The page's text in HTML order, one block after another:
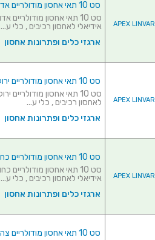
APEX LINVAR
סט 10 תאי אחסון מודולריים אדומים - 375MM X 210MM X 180MM
אידיאלי לאחסון רכיבים , כלי ע...
ארגזי כלים ופתרונות אחסון
APEX LINVAR
סט 10 תאי אחסון מודולריים ירוקים - 375MM X 210MM X 180MM
לאחסון רכיבים , כלי ע...
ארגזי כלים ופתרונות אחסון
APEX LINVAR
סט 10 תאי אחסון מודולריים כחולים - 375MM X 210MM X 180MM
אידיאלי לאחסון רכיבים , כלי ע...
ארגזי כלים ופתרונות אחסון
סט 10 תאי אחסון מודולריים צהובים - 375MM X 210MM X 180MM